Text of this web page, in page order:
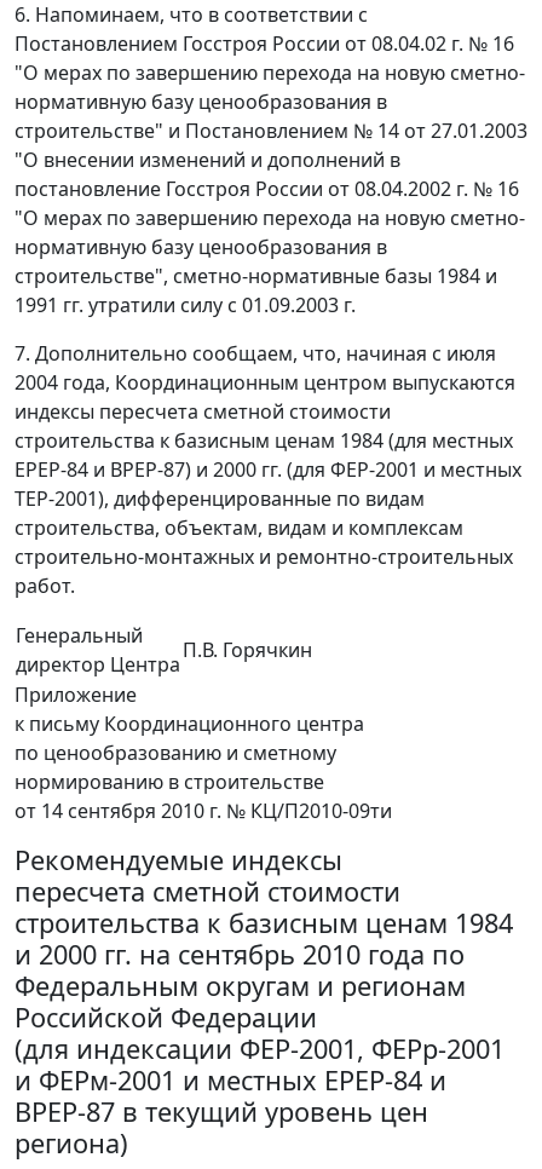
6. Напоминаем, что в соответствии с
Постановлением Госстроя России от 08.04.02 г. № 16
"О мерах по завершению перехода на новую сметно-
нормативную базу ценообразования в
строительстве" и Постановлением № 14 от 27.01.2003
"О внесении изменений и дополнений в
постановление Госстроя России от 08.04.2002 г. № 16
"О мерах по завершению перехода на новую сметно-
нормативную базу ценообразования в
строительстве", сметно-нормативные базы 1984 и
1991 гг. утратили силу с 01.09.2003 г.
7. Дополнительно сообщаем, что, начиная с июля
2004 года, Координационным центром выпускаются
индексы пересчета сметной стоимости
строительства к базисным ценам 1984 (для местных
ЕРЕР-84 и ВРЕР-87) и 2000 гг. (для ФЕР-2001 и местных
ТЕР-2001), дифференцированные по видам
строительства, объектам, видам и комплексам
строительно-монтажных и ремонтно-строительных
работ.
Генеральный
директор Центра
П.В. Горячкин
Приложение
к письму Координационного центра
по ценообразованию и сметному
нормированию в строительстве
от 14 сентября 2010 г. № КЦ/П2010-09ти
Рекомендуемые индексы
пересчета сметной стоимости
строительства к базисным ценам 1984
и 2000 гг. на сентябрь 2010 года по
Федеральным округам и регионам
Российской Федерации
(для индексации ФЕР-2001, ФЕРр-2001
и ФЕРм-2001 и местных ЕРЕР-84 и
ВРЕР-87 в текущий уровень цен
региона)